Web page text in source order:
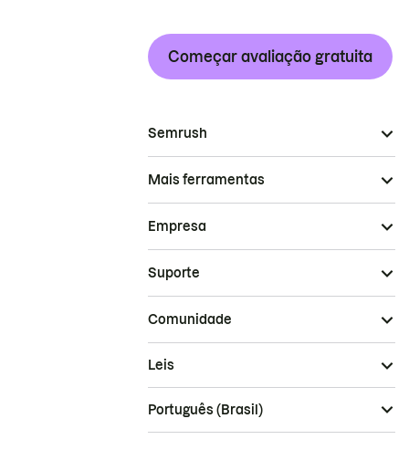
Começar avaliação gratuita
Semrush
Mais ferramentas
Empresa
Suporte
Comunidade
Leis
Português (Brasil)